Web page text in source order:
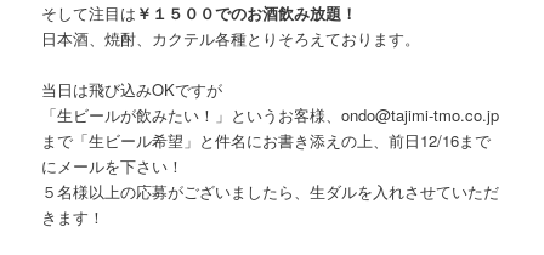
そして注目は ￥１５００でのお酒飲み放題！
日本酒、焼酎、カクテル各種とりそろえております。
当日は飛び込みOKですが
「生ビールが飲みたい！」というお客様、ondo@tajimi-tmo.co.jp
まで「生ビール希望」と件名にお書き添えの上、前日12/16まで
にメールを下さい！
５名様以上の応募がございましたら、生ダルを入れさせていただ
きます！